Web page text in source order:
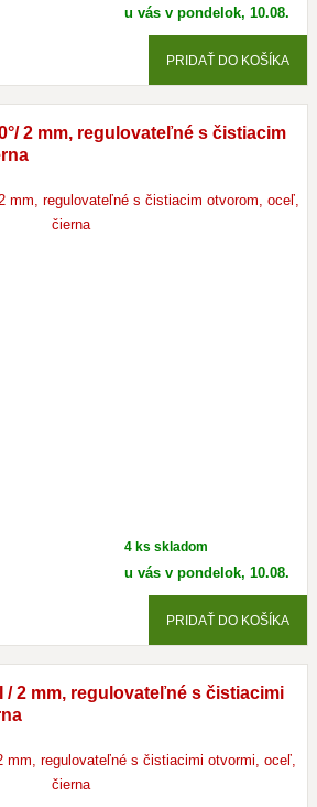
u vás v pondelok, 10.08.
PRIDAŤ DO KOŠÍKA
2 mm, regulovateľné s čistiacim
4 ks skladom
u vás v pondelok, 10.08.
PRIDAŤ DO KOŠÍKA
/ 2 mm, regulovateľné s čistiacimi